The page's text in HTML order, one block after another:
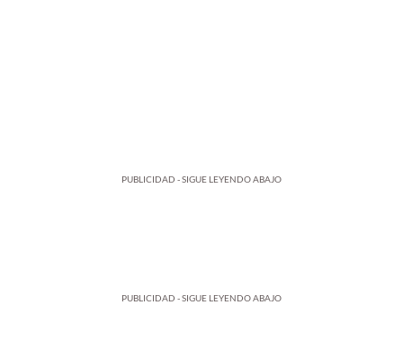
PUBLICIDAD - SIGUE LEYENDO ABAJO
PUBLICIDAD - SIGUE LEYENDO ABAJO